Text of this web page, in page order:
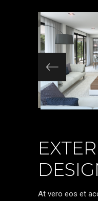
At vero eos et